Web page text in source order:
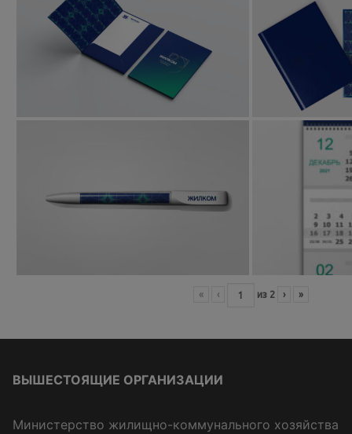
« ‹ из 2 › »
ВЫШЕСТОЯЩИЕ ОРГАНИЗАЦИИ
Министерство жилищно-коммунального хозяйства